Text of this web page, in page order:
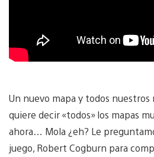
Un nuevo mapa y todos nuestros
quiere decir «todos» los mapas
ahora… Mola ¿eh? Le
juego, Robert Cogburn para